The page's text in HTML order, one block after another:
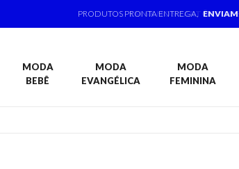
PRODUTOS PRONTA ENTREGA,
MODA
BEBÊ
MODA
EVANGÉLICA
MODA
FEMININA